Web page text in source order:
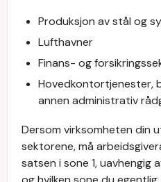
Produksjon av stål og
Lufthavner
Finans- og
Hovedkontortjenester,
annen administrativ
Dersom virksomheten din
sektorene, må
satsen i sone 1,